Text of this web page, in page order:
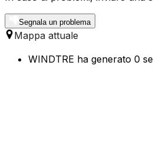
Segnala un problema
Mappa attuale
WINDTRE ha generato 0